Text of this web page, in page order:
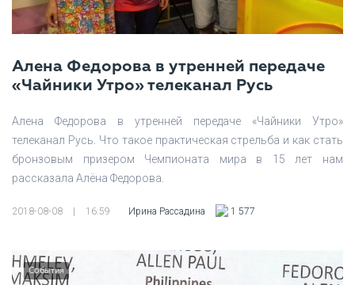
Алена Федорова в утренней передаче
«Чайники Утро» телеканал Русь
Алена Федорова в утренней передаче «Чайники Утро»
телеканал Русь. Что такое практическая стрельба и как стать
бронзовым призером Чемпионата мира в 15 лет нам
рассказала Алёна Федорова.
2018-08-08 16:59 Ирина Рассадина 1 577
События